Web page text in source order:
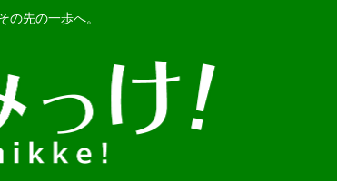
の先の一歩へ。